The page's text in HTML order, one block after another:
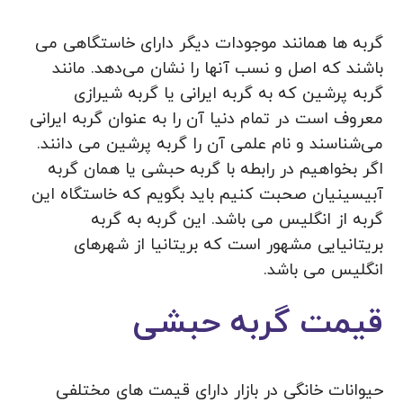
گربه ها همانند موجودات دیگر دارای خاستگاهی می
باشند که اصل و نسب آنها را نشان می‌دهد. مانند
گربه پرشین که به گربه ایرانی یا گربه شیرازی
معروف است در تمام دنیا آن را به عنوان گربه ایرانی
می‌شناسند و نام علمی آن را گربه پرشین می دانند.
اگر بخواهیم در رابطه با گربه حبشی یا همان گربه
آبیسینیان صحبت کنیم باید بگویم که خاستگاه این
گربه از انگلیس می باشد. این گربه به گربه
بریتانیایی مشهور است که بریتانیا از شهرهای
انگلیس می باشد.
قیمت گربه حبشی
حیوانات خانگی در بازار دارای قیمت های مختلفی